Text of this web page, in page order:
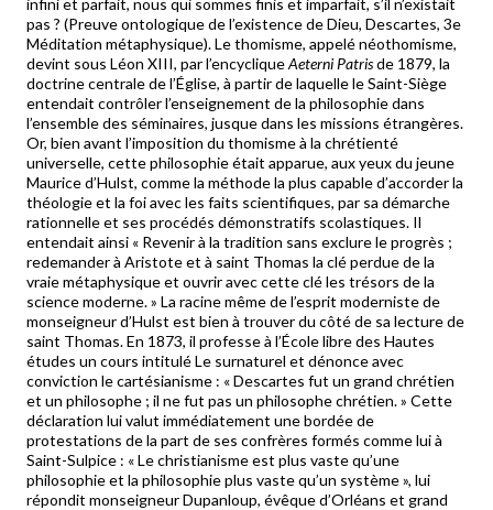
infini et parfait, nous qui sommes finis et imparfait, s’il n’existait
pas ? (Preuve ontologique de l’existence de Dieu, Descartes, 3e
Méditation métaphysique). Le thomisme, appelé néothomisme,
devint sous Léon XIII, par l’encycliqueAeterni Patrisde 1879, la
doctrine centrale de l’Église, à partir de laquelle le Saint-Siège
entendait contrôler l’enseignement de la philosophie dans
l’ensemble des séminaires, jusque dans les missions étrangères.
Or, bien avant l’imposition du thomisme à la chrétienté
universelle, cette philosophie était apparue, aux yeux du jeune
Maurice d’Hulst, comme la méthode la plus capable d’accorder la
théologie et la foi avec les faits scientifiques, par sa démarche
rationnelle et ses procédés démonstratifs scolastiques. Il
entendait ainsi « Revenir à la tradition sans exclure le progrès ;
redemander à Aristote et à saint Thomas la clé perdue de la
vraie métaphysique et ouvrir avec cette clé les trésors de la
science moderne. » La racine même de l’esprit moderniste de
monseigneur d’Hulst est bien à trouver du côté de sa lecture de
saint Thomas. En 1873, il professe à l’École libre des Hautes
études un cours intitulé Le surnaturel et dénonce avec
conviction le cartésianisme : « Descartes fut un grand chrétien
et un philosophe ; il ne fut pas un philosophe chrétien. » Cette
déclaration lui valut immédiatement une bordée de
protestations de la part de ses confrères formés comme lui à
Saint-Sulpice : « Le christianisme est plus vaste qu’une
philosophie et la philosophie plus vaste qu’un système », lui
répondit monseigneur Dupanloup, évêque d’Orléans et grand